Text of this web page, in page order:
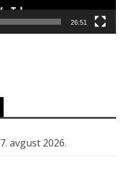
26:51
7. avgust 2026.